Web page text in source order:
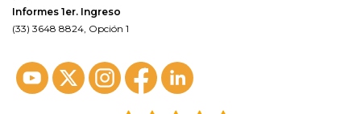
Informes 1er. Ingreso
(33) 3648 8824, Opción 1